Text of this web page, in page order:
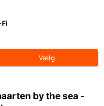
Vælg
by the sea -